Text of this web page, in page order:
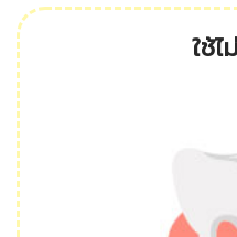
ใช้